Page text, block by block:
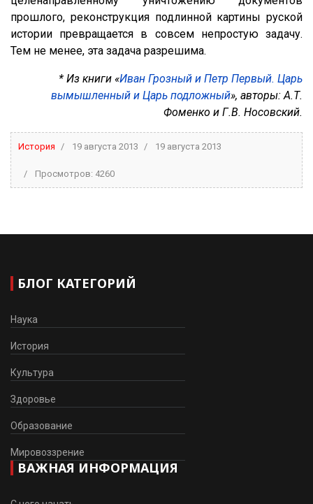
прошлого, реконструкция подлинной картины руской
истории превращается в совсем непростую задачу.
Тем не менее, эта задача разрешима.
* Из книги «Иван Грозный и Петр Первый. Царь
вымышленный и Царь подложный», авторы: А.Т.
Фоменко и Г.В. Носовский.
История 19 августа 2013 19 августа 2013
Просмотров: 4260
БЛОГ КАТЕГОРИЙ
Наука
История
Культура
Здоровье
Образование
Мировоззрение
ВАЖНАЯ ИНФОРМАЦИЯ